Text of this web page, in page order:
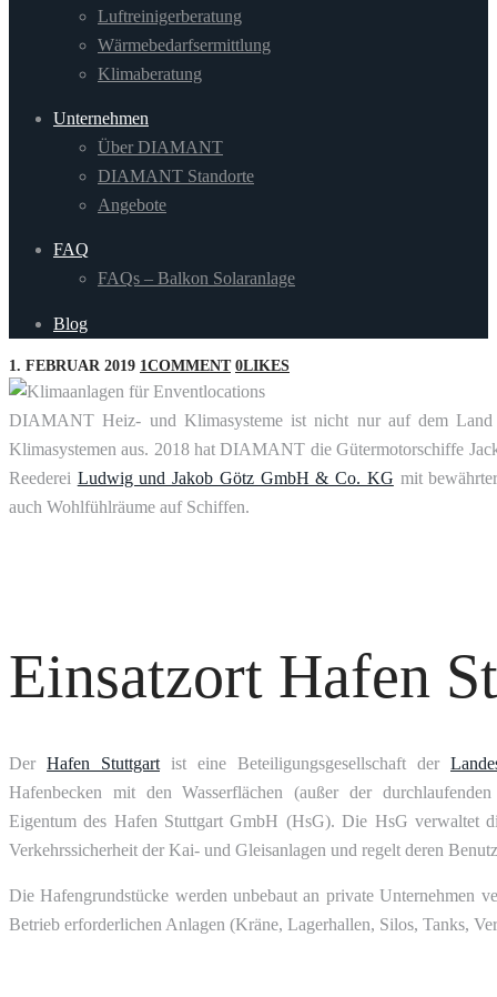
Luftreinigerberatung
Wärmebedarfsermittlung
Klimaberatung
Unternehmen
Über DIAMANT
DIAMANT Standorte
Angebote
FAQ
FAQs – Balkon Solaranlage
Blog
1. FEBRUAR 2019 1COMMENT 0LIKES
DIAMANT Heiz- und Klimasysteme ist nicht nur auf dem Land
Klimasystemen aus. 2018 hat DIAMANT die Gütermotorschiffe
Reederei Ludwig und Jakob Götz GmbH & Co. KG mit
auch Wohlfühlräume auf Schiffen.
Einsatzort Hafen
Der Hafen Stuttgart ist eine Beteiligungsgesellschaft der
Hafenbecken mit den Wasserflächen (außer der
Eigentum des Hafen Stuttgart GmbH (HsG). Die HsG verwaltet
Verkehrssicherheit der Kai- und Gleisanlagen und regelt deren
Die Hafengrundstücke werden unbebaut an private Unternehmen
Betrieb erforderlichen Anlagen (Kräne, Lagerhallen, Silos, Tanks,